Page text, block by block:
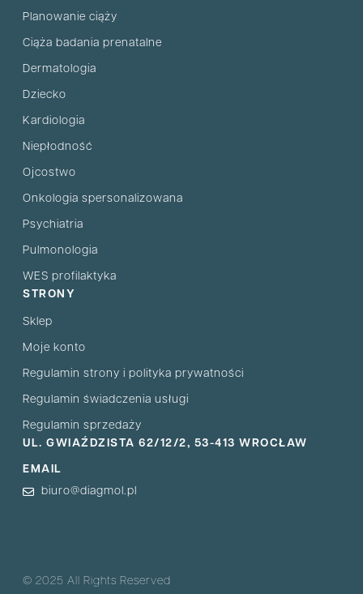
Planowanie ciąży
Ciąża badania prenatalne
Dermatologia
Dziecko
Kardiologia
Niepłodność
Ojcostwo
Onkologia spersonalizowana
Psychiatria
Pulmonologia
WES profilaktyka
STRONY
Sklep
Moje konto
Regulamin strony i polityka prywatności
Regulamin świadczenia usługi
Regulamin sprzedaży
UL. GWIAŹDZISTA 62/12/2, 53-413 WROCŁAW
EMAIL
biuro@diagmol.pl
© 2025 All Rights Reserved